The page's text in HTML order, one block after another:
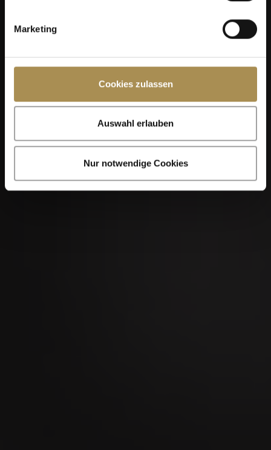
Marketing
Cookies zulassen
Auswahl erlauben
Nur notwendige Cookies